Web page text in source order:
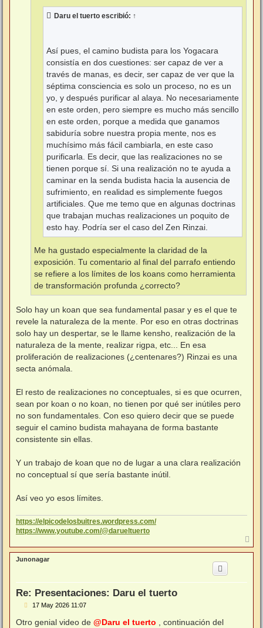
Daru el tuerto escribió: ↑
Así pues, el camino budista para los Yogacara
consistía en dos cuestiones: ser capaz de ver a
través de manas, es decir, ser capaz de ver que la
séptima consciencia es solo un proceso, no es un
yo, y después purificar al alaya. No necesariamente
en este orden, pero siempre es mucho más sencillo
en este orden, porque a medida que ganamos
sabiduría sobre nuestra propia mente, nos es
muchísimo más fácil cambiarla, en este caso
purificarla. Es decir, que las realizaciones no se
tienen porque sí. Si una realización no te ayuda a
caminar en la senda budista hacia la ausencia de
sufrimiento, en realidad es simplemente fuegos
artificiales. Que me temo que en algunas doctrinas
que trabajan muchas realizaciones un poquito de
esto hay. Podría ser el caso del Zen Rinzai.
Me ha gustado especialmente la claridad de la
exposición. Tu comentario al final del parrafo entiendo
se refiere a los límites de los koans como herramienta
de transformación profunda ¿correcto?
Solo hay un koan que sea fundamental pasar y es el que te
revele la naturaleza de la mente. Por eso en otras doctrinas
solo hay un despertar, se le llame kensho, realización de la
naturaleza de la mente, realizar rigpa, etc... En esa
proliferación de realizaciones (¿centenares?) Rinzai es una
secta anómala.
El resto de realizaciones no conceptuales, si es que ocurren,
sean por koan o no koan, no tienen por qué ser inútiles pero
no son fundamentales. Con eso quiero decir que se puede
seguir el camino budista mahayana de forma bastante
consistente sin ellas.
Y un trabajo de koan que no de lugar a una clara realización
no conceptual sí que sería bastante inútil.
Así veo yo esos límites.
https://elpicodelosbuitres.wordpress.com/
https://www.youtube.com/@darueltuerto
r
Junonagar
Re: Presentaciones: Daru el tuerto
M
n
17 May 2026 11:07
Otro genial video de @Daru el tuerto , continuación del